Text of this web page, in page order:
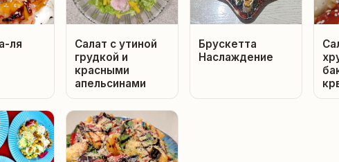
ля
Салат с утиной
грудкой и
красными
апельсинами
Брускетта
Наслаждение